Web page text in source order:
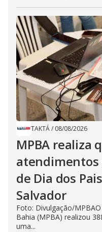
TAKTÁ/ 08/08/2026
MPBA realiza
atendimentos
de Dia dos
Salvador
Foto: Divulgação/
Bahia (MPBA) realizou
uma...